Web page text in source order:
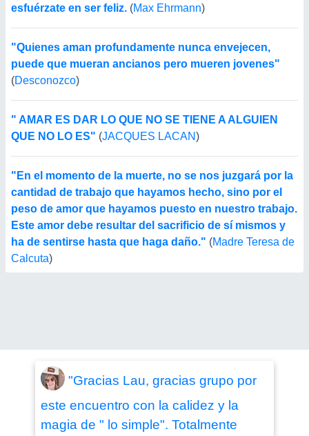
esfuérzate en ser feliz. (Max Ehrmann)
"Quienes aman profundamente nunca envejecen,
puede que mueran ancianos pero mueren jovenes"
(Desconozco)
" AMAR ES DAR LO QUE NO SE TIENE A ALGUIEN
QUE NO LO ES" (JACQUES LACAN)
"En el momento de la muerte, no se nos juzgará por la
cantidad de trabajo que hayamos hecho, sino por el
peso de amor que hayamos puesto en nuestro trabajo.
Este amor debe resultar del sacrificio de sí mismos y
ha de sentirse hasta que haga daño." (Madre Teresa de
Calcuta)
"Gracias Lau, gracias grupo por
este encuentro con la calidez y la
magia de " lo simple". Totalmente